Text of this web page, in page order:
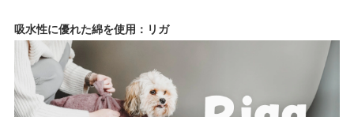
吸水性に優れた綿を使用：リガ